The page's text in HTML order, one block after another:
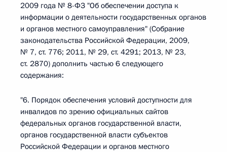
2009 года № 8-ФЗ "Об обеспечении доступа к
информации о деятельности государственных органов
и органов местного самоуправления" (Собрание
законодательства Российской Федерации, 2009,
№ 7, ст. 776; 2011, № 29, ст. 4291; 2013, № 23,
ст. 2870) дополнить частью 6 следующего
содержания:
"6. Порядок обеспечения условий доступности для
инвалидов по зрению официальных сайтов
федеральных органов государственной власти,
органов государственной власти субъектов
Российской Федерации и органов местного